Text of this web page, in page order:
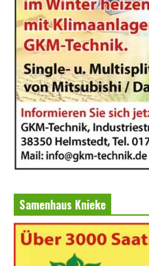
Samenhaus Knieke